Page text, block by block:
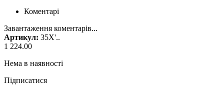
Коментарі
Завантаження коментарів...
Артикул: 35X'..
1 224.00
Нема в наявності
Підписатися